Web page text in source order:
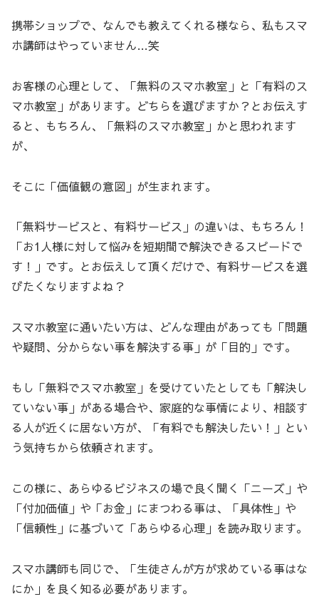
携帯ショップで、なんでも教えてくれる様なら、私もスマ
ホ講師はやっていません…笑
お客様の心理として、「無料のスマホ教室」と「有料のス
マホ教室」があります。どちらを選びますか？とお伝えす
ると、もちろん、「無料のスマホ教室」かと思われます
が、
そこに「価値観の意図」が生まれます。
「無料サービスと、有料サービス」の違いは、もちろん！
「お1人様に対して悩みを短期間で解決できるスピードで
す！」です。とお伝えして頂くだけで、有料サービスを選
びたくなりますよね？
スマホ教室に通いたい方は、どんな理由があっても「問題
や疑問、分からない事を解決する事」が「目的」です。
もし「無料でスマホ教室」を受けていたとしても「解決し
ていない事」がある場合や、家庭的な事情により、相談す
る人が近くに居ない方が、「有料でも解決したい！」とい
う気持ちから依頼されます。
この様に、あらゆるビジネスの場で良く聞く「ニーズ」や
「付加価値」や「お金」にまつわる事は、「具体性」や
「信頼性」に基づいて「あらゆる心理」を読み取ります。
スマホ講師も同じで、「生徒さんが方が求めている事はな
にか」を良く知る必要があります。